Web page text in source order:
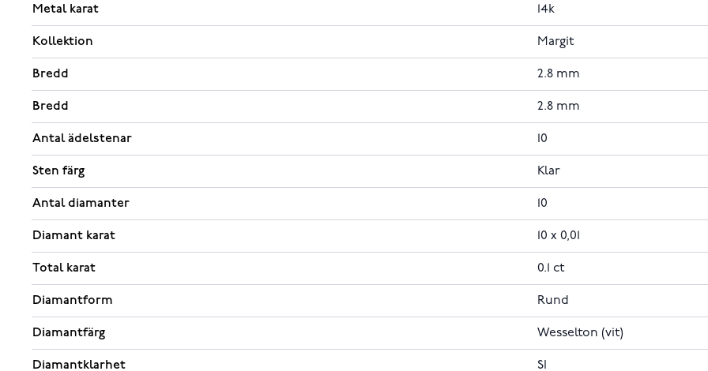
Metal karat 14k
Kollektion Margit
Bredd 2.8 mm
Bredd 2.8 mm
Antal ädelstenar 10
Sten färg Klar
Antal diamanter 10
Diamant karat 10 x 0,01
Total karat 0.1 ct
Diamantform Rund
Diamantfärg Wesselton (vit)
Diamantklarhet SI